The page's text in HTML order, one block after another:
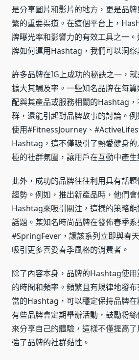
是分享圖片和影片的地方，更是品
繫的重要渠道。在這個平台上，
牌曝光率和影響力的有效工具之一
牌如何運用Hashtag，我們可以洞察
許多品牌在IG上成功的秘訣之一，
擴大其觸及率。一些知名品牌在每
配與其產品或服務相關的Hashtag
群，還能引起對品牌故事的討論。
使用#FitnessJourney、
Hashtag，這不僅吸引了熱愛健身
極的社群氛圍，讓用戶在互動中產生
此外，成功的品牌往往利用具有話
趨勢。例如，推出新產品時，他們
Hashtag來吸引關注，這樣的策略
話題。某知名時尚品牌在發佈春季
#SpringFever，讓該系列立即與春
吸引更多喜愛春季風格的消費者。
除了內容本身，品牌的Hashtag使
的時間和頻率。頻繁且有規律地發
當的Hashtag，可以穩定保持品牌在
有些品牌會定期舉辦活動，鼓勵粉
來分享自己的體驗，這樣不僅提高
強了品牌的社群黏性。